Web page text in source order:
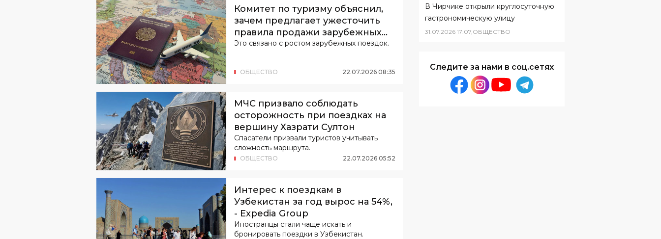
ОБЩЕСТВО 22.07.2026 08:35
Комитет по туризму объяснил,
зачем предлагает ужесточить
правила продажи зарубежных
туров
Это связано с ростом зарубежных поездок.
ОБЩЕСТВО 22.07.2026 05:52
МЧС призвало соблюдать
осторожность при поездках на
вершину Хазрати Султон
Спасатели призвали туристов учитывать
сложность маршрута.
Интерес к поездкам в
Узбекистан за год вырос на 54%,
- Expedia Group
Иностранцы стали чаще искать и
бронировать поездки в Узбекистан.
В Чирчике открыли круглосуточную
гастрономическую улицу
31.07.2026 17:07,ОБЩЕСТВО
Следите за нами в соц.сетях